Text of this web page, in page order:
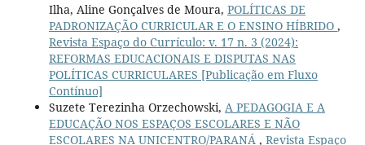
Ilha, Aline Gonçalves de Moura, POLÍTICAS DE
PADRONIZAÇÃO CURRICULAR E O ENSINO HÍBRIDO ,
Revista Espaço do Currículo: v. 17 n. 3 (2024):
REFORMAS EDUCACIONAIS E DISPUTAS NAS
POLÍTICAS CURRICULARES [Publicação em Fluxo
Contínuo]
Suzete Terezinha Orzechowski, A PEDAGOGIA E A
EDUCAÇÃO NOS ESPAÇOS ESCOLARES E NÃO
ESCOLARES NA UNICENTRO/PARANÁ , Revista Espaço